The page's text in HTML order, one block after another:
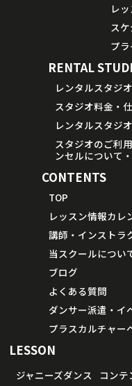
レ
ス
プ
RENTAL
レンタルスタジオ
スタジオ料金・
レンタルスタジ
スタジオのご利
ンセルについて
CONTENTS
TOP
レッスン情報カレ
講師・インストラ
当スクールについ
ブログ
よくある質問
ダンサー派遣・イ
プラスカルチャー
LESSON
ジャニーズダンス
コンテ